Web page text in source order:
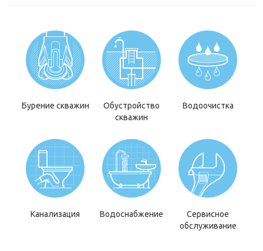
Бурение скважин
Обустройство
скважин
Водоочистка
Канализация Водоснабжение
Сервисное
обслуживание